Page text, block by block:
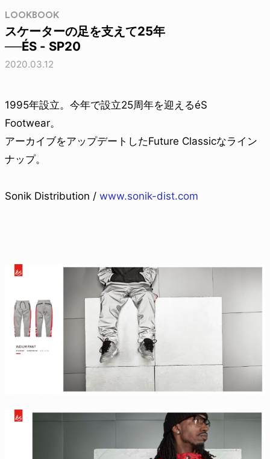
LOOKBOOK
スケーターの足を支えて25年
──ÉS - SP20
2020.03.12
1995年設立。今年で設立25周年を迎えるéS
Footwear。
アーカイブをアップデートしたFuture Classicなライン
ナップ。
Sonik Distribution / www.sonik-dist.com